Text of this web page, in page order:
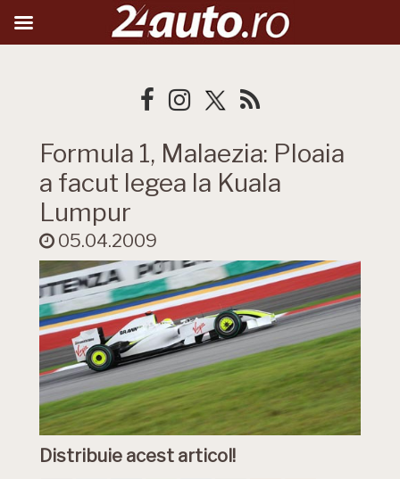
Formula 1, Malaezia: Ploaia
a facut legea la Kuala
Lumpur
05.04.2009
Distribuie acest articol!